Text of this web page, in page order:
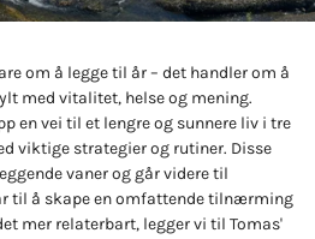
om å legge til år – det handler om å
med vitalitet, helse og mening.
en vei til et lengre og sunnere liv i tre
viktige strategier og rutiner. Disse
vaner og går videre til
til å skape en omfattende tilnærming
mer relaterbart, legger vi til Tomas'